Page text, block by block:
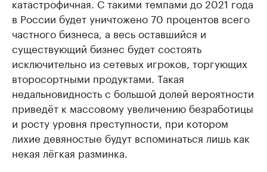
в России будет уничтожено 70 процентов всего
частного бизнеса, а весь оставшийся и
существующий бизнес будет состоять
исключительно из сетевых игроков, торгующих
второсортными продуктами. Такая
недальновидность с большой долей вероятности
приведёт к массовому увеличению безработицы
и росту уровня преступности, при котором
лихие девяностые будут вспоминаться лишь как
некая лёгкая разминка.